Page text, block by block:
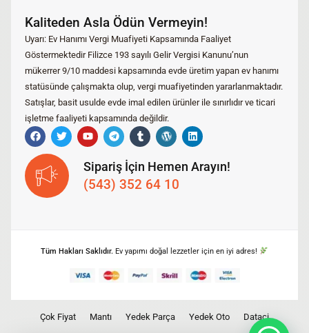
Kaliteden Asla Ödün Vermeyin!
Uyarı: Ev Hanımı Vergi Muafiyeti Kapsamında Faaliyet
Göstermektedir Filizce 193 sayılı Gelir Vergisi Kanunu’nun
mükerrer 9/10 maddesi kapsamında evde üretim yapan ev hanımı
statüsünde çalışmakta olup, vergi muafiyetinden yararlanmaktadır.
Satışlar, basit usulde evde imal edilen ürünler ile sınırlıdır ve ticari
işletme faaliyeti kapsamında değildir.
Sipariş İçin Hemen Arayın!
(543) 352 64 10
Tüm Hakları Saklıdır. Ev yapımı doğal lezzetler için en iyi adres!
Çok Fiyat Mantı Yedek Parça Yedek Oto Dataci